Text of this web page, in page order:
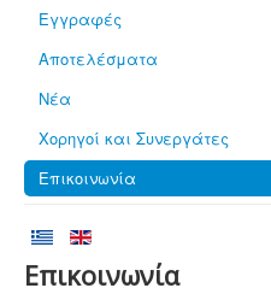
Εγγραφές
Αποτελέσματα
Νέα
Χορηγοί και Συνεργάτες
Επικοινωνία
Επικοινωνία